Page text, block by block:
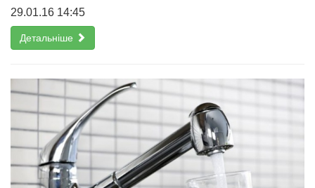
29.01.16 14:45
Детальніше